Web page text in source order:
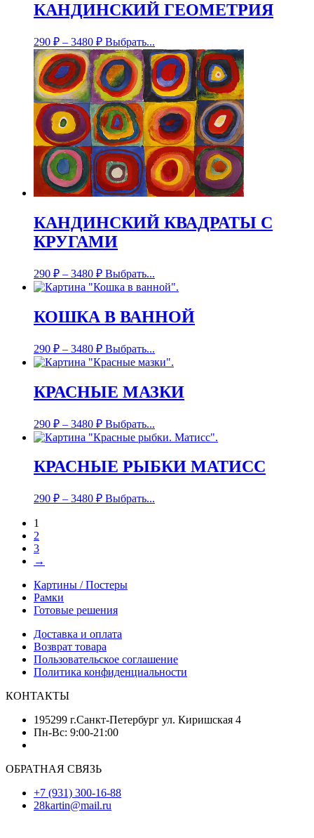
КАНДИНСКИЙ ГЕОМЕТРИЯ
290 ₽ – 3480 ₽ Выбрать...
КАНДИНСКИЙ КВАДРАТЫ С
КРУГАМИ
290 ₽ – 3480 ₽ Выбрать...
КОШКА В ВАННОЙ
290 ₽ – 3480 ₽ Выбрать...
КРАСНЫЕ МАЗКИ
290 ₽ – 3480 ₽ Выбрать...
КРАСНЫЕ РЫБКИ МАТИСС
290 ₽ – 3480 ₽ Выбрать...
1
2
3
→
Картины / Постеры
Рамки
Готовые решения
Доставка и оплата
Возврат товара
Пользовательское соглашение
Политика конфиденциальности
КОНТАКТЫ
195299 г.Санкт-Петербург ул. Киришская 4
Пн-Вс: 9:00-21:00
ОБРАТНАЯ СВЯЗЬ
+7 (931) 300-16-88
28kartin@mail.ru